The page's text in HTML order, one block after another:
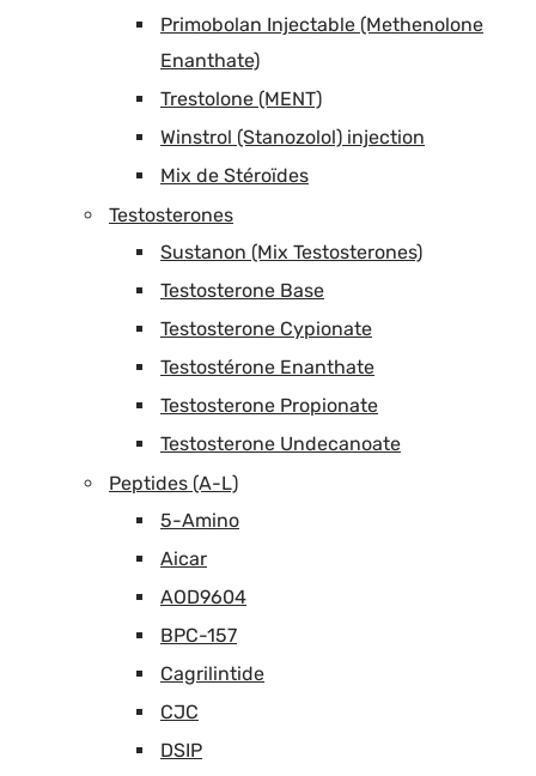
Primobolan Injectable (Methenolone
Enanthate)
Trestolone (MENT)
Winstrol (Stanozolol) injection
Mix de Stéroïdes
Testosterones
Sustanon (Mix Testosterones)
Testosterone Base
Testosterone Cypionate
Testostérone Enanthate
Testosterone Propionate
Testosterone Undecanoate
Peptides (A-L)
5-Amino
Aicar
AOD9604
BPC-157
Cagrilintide
CJC
DSIP